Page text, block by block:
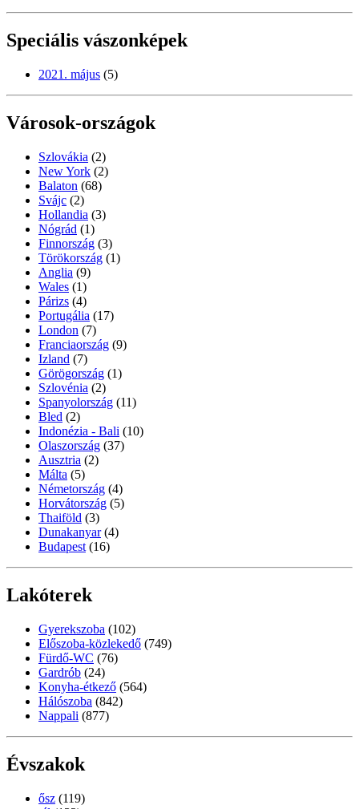
Speciális vászonképek
2021. május (5)
Városok-országok
Szlovákia (2)
New York (2)
Balaton (68)
Svájc (2)
Hollandia (3)
Nógrád (1)
Finnország (3)
Törökország (1)
Anglia (9)
Wales (1)
Párizs (4)
Portugália (17)
London (7)
Franciaország (9)
Izland (7)
Görögország (1)
Szlovénia (2)
Spanyolország (11)
Bled (2)
Indonézia - Bali (10)
Olaszország (37)
Ausztria (2)
Málta (5)
Németország (4)
Horvátország (5)
Thaiföld (3)
Dunakanyar (4)
Budapest (16)
Lakóterek
Gyerekszoba (102)
Előszoba-közlekedő (749)
Fürdő-WC (76)
Gardrób (24)
Konyha-étkező (564)
Hálószoba (842)
Nappali (877)
Évszakok
ősz (119)